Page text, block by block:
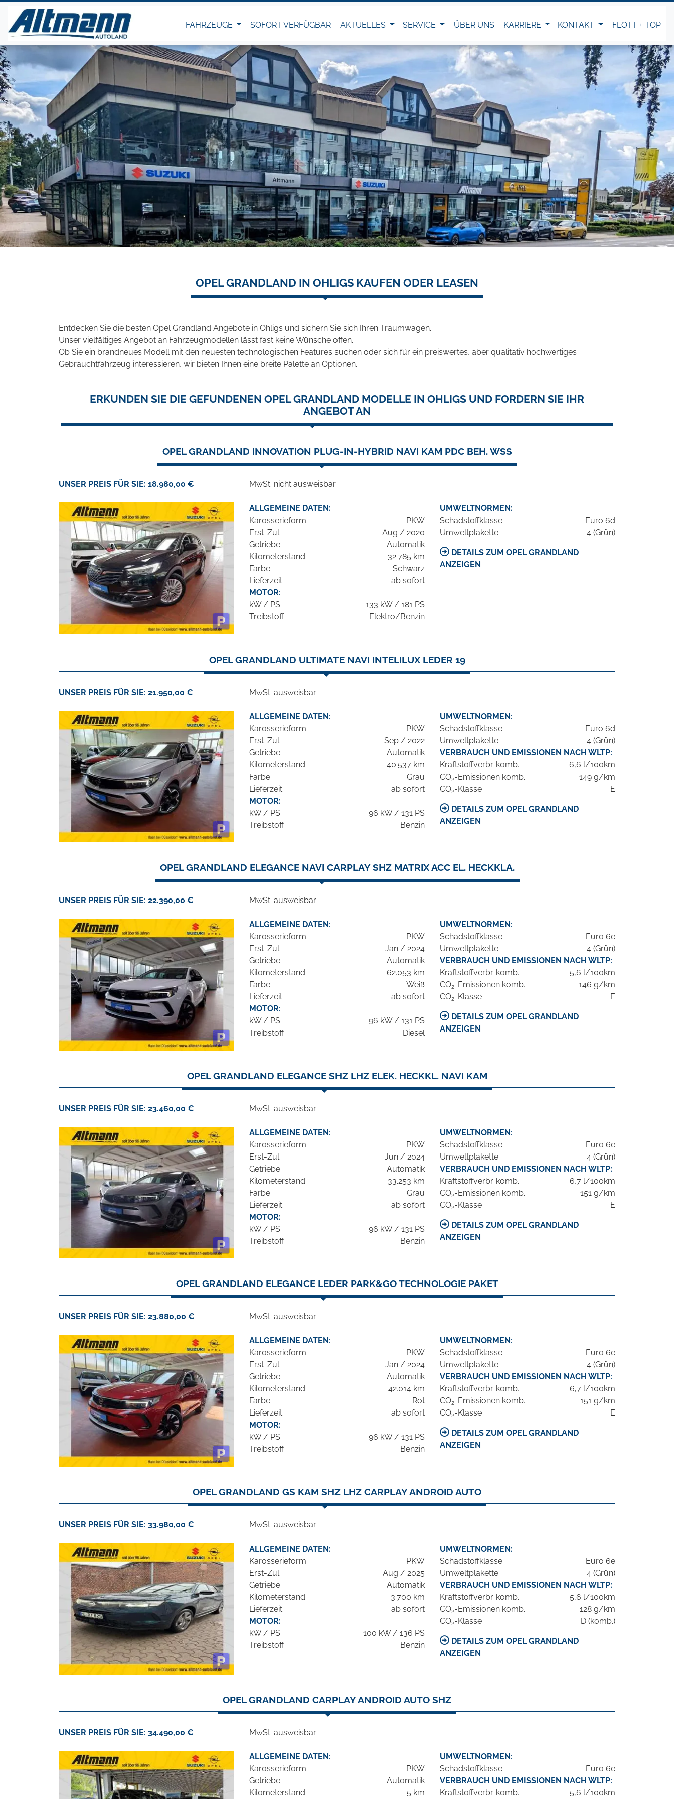
FAHRZEUGE SOFORT VERFÜGBAR AKTUELLES SERVICE ÜBER UNS KARRIERE KONTAKT FLOTT + TOP
OPEL GRANDLAND IN OHLIGS KAUFEN ODER LEASEN
Entdecken Sie die besten Opel Grandland Angebote in Ohligs und sichern Sie sich Ihren Traumwagen.
Unser vielfältiges Angebot an Fahrzeugmodellen lässt fast keine Wünsche offen.
Ob Sie ein brandneues Modell mit den neuesten technologischen Features suchen oder sich für ein preiswertes, aber qualitativ hochwertiges
Gebrauchtfahrzeug interessieren, wir bieten Ihnen eine breite Palette an Optionen.
ERKUNDEN SIE DIE GEFUNDENEN OPEL GRANDLAND MODELLE IN OHLIGS UND FORDERN SIE IHR
ANGEBOT AN
OPEL GRANDLAND INNOVATION PLUG-IN-HYBRID NAVI KAM PDC BEH. WSS
UNSER PREIS FÜR SIE: 18.980,00 € MwSt. nicht ausweisbar
ALLGEMEINE DATEN:
Karosserieform
PKW
Erst-Zul.
Aug / 2020
Getriebe
Automatik
Kilometerstand
32.785 km
Farbe
Schwarz
Lieferzeit
ab sofort
MOTOR:
kW / PS
133 kW / 181 PS
Treibstoff
Elektro/Benzin
UMWELTNORMEN:
Schadstoffklasse
Euro 6d
Umweltplakette
4 (Grün)
DETAILS ZUM OPEL GRANDLAND
ANZEIGEN
OPEL GRANDLAND ULTIMATE NAVI INTELILUX LEDER 19
UNSER PREIS FÜR SIE: 21.950,00 € MwSt. ausweisbar
ALLGEMEINE DATEN:
Karosserieform
PKW
Erst-Zul.
Sep / 2022
Getriebe
Automatik
Kilometerstand
40.537 km
Farbe
Grau
Lieferzeit
ab sofort
MOTOR:
kW / PS
96 kW / 131 PS
Treibstoff
Benzin
UMWELTNORMEN:
Schadstoffklasse
Euro 6d
Umweltplakette
4 (Grün)
VERBRAUCH UND EMISSIONEN NACH WLTP:
Kraftstoffverbr. komb.
6,6 l/100km
CO2-Emissionen komb.
149 g/km
CO2-Klasse E
DETAILS ZUM OPEL GRANDLAND
ANZEIGEN
OPEL GRANDLAND ELEGANCE NAVI CARPLAY SHZ MATRIX ACC EL. HECKKLA.
UNSER PREIS FÜR SIE: 22.390,00 € MwSt. ausweisbar
ALLGEMEINE DATEN:
Karosserieform
PKW
Erst-Zul.
Jan / 2024
Getriebe
Automatik
Kilometerstand
62.053 km
Farbe
Weiß
Lieferzeit
ab sofort
MOTOR:
kW / PS
96 kW / 131 PS
Treibstoff
Diesel
UMWELTNORMEN:
Schadstoffklasse
Euro 6e
Umweltplakette
4 (Grün)
VERBRAUCH UND EMISSIONEN NACH WLTP:
Kraftstoffverbr. komb.
5,6 l/100km
CO2-Emissionen komb.
146 g/km
CO2-Klasse E
DETAILS ZUM OPEL GRANDLAND
ANZEIGEN
OPEL GRANDLAND ELEGANCE SHZ LHZ ELEK. HECKKL. NAVI KAM
UNSER PREIS FÜR SIE: 23.460,00 € MwSt. ausweisbar
ALLGEMEINE DATEN:
Karosserieform
PKW
Erst-Zul.
Jun / 2024
Getriebe
Automatik
Kilometerstand
33.253 km
Farbe
Grau
Lieferzeit
ab sofort
MOTOR:
kW / PS
96 kW / 131 PS
Treibstoff
Benzin
UMWELTNORMEN:
Schadstoffklasse
Euro 6e
Umweltplakette
4 (Grün)
VERBRAUCH UND EMISSIONEN NACH WLTP:
Kraftstoffverbr. komb.
6,7 l/100km
CO2-Emissionen komb.
151 g/km
CO2-Klasse E
DETAILS ZUM OPEL GRANDLAND
ANZEIGEN
OPEL GRANDLAND ELEGANCE LEDER PARK&GO TECHNOLOGIE PAKET
UNSER PREIS FÜR SIE: 23.880,00 € MwSt. ausweisbar
ALLGEMEINE DATEN:
Karosserieform
PKW
Erst-Zul.
Jan / 2024
Getriebe
Automatik
Kilometerstand
42.014 km
Farbe
Rot
Lieferzeit
ab sofort
MOTOR:
kW / PS
96 kW / 131 PS
Treibstoff
Benzin
UMWELTNORMEN:
Schadstoffklasse
Euro 6e
Umweltplakette
4 (Grün)
VERBRAUCH UND EMISSIONEN NACH WLTP:
Kraftstoffverbr. komb.
6,7 l/100km
CO2-Emissionen komb.
151 g/km
CO2-Klasse E
DETAILS ZUM OPEL GRANDLAND
ANZEIGEN
OPEL GRANDLAND GS KAM SHZ LHZ CARPLAY ANDROID AUTO
UNSER PREIS FÜR SIE: 33.980,00 € MwSt. ausweisbar
ALLGEMEINE DATEN:
Karosserieform
PKW
Erst-Zul.
Aug / 2025
Getriebe
Automatik
Kilometerstand
3.700 km
Lieferzeit
ab sofort
MOTOR:
kW / PS
100 kW / 136 PS
Treibstoff
Benzin
UMWELTNORMEN:
Schadstoffklasse
Euro 6e
Umweltplakette
4 (Grün)
VERBRAUCH UND EMISSIONEN NACH WLTP:
Kraftstoffverbr. komb.
5,6 l/100km
CO2-Emissionen komb.
128 g/km
CO2-Klasse D (komb.)
DETAILS ZUM OPEL GRANDLAND
ANZEIGEN
OPEL GRANDLAND CARPLAY ANDROID AUTO SHZ
UNSER PREIS FÜR SIE: 34.490,00 € MwSt. ausweisbar
ALLGEMEINE DATEN:
Karosserieform
PKW
Getriebe
Automatik
Kilometerstand
5 km
UMWELTNORMEN:
Schadstoffklasse
Euro 6e
VERBRAUCH UND EMISSIONEN NACH WLTP:
Kraftstoffverbr. komb.
5,6 l/100km